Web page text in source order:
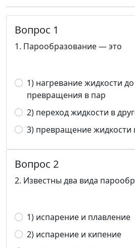
Вопрос 1
1. Парообразование — это
1) нагревание жидкости
превращения в пар
2) переход жидкости в
3) превращение жидкости
Вопрос 2
2. Известны два вида
1) испарение и плавление
2) испарение и кипение